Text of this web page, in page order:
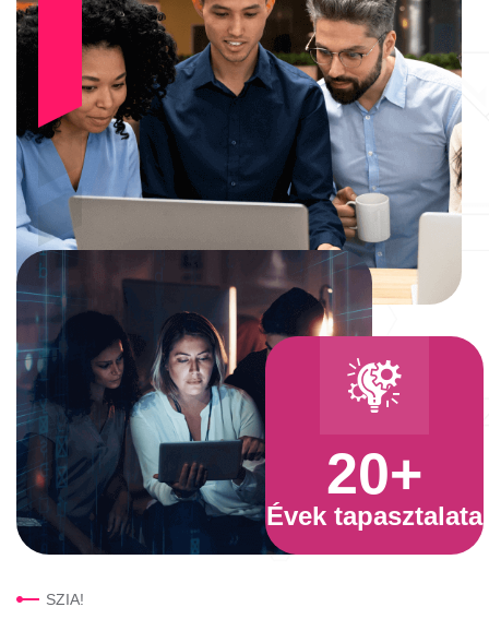
20+
Évek tapasztalata
SZIA!